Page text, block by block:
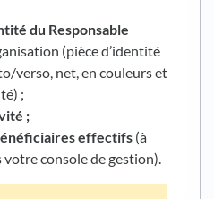
du Responsable
(pièce d’identité
verso, net, en couleurs et
;
;
effectifs (à
console de gestion).